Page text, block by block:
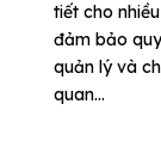
tiết cho
đảm bảo
quản lý và
quan...